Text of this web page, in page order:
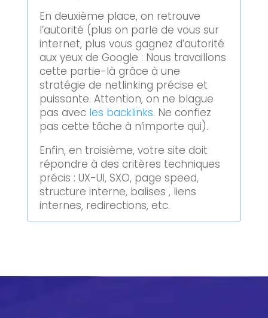
En deuxième place, on retrouve
l’autorité (plus on parle de vous sur
internet, plus vous gagnez d’autorité
aux yeux de Google : Nous travaillons
cette partie-là grâce à une
stratégie de netlinking précise et
puissante. Attention, on ne blague
pas avec les backlinks. Ne confiez
pas cette tâche à n’importe qui).
Enfin, en troisième, votre site doit
répondre à des critères techniques
précis : UX-UI, SXO, page speed,
structure interne, balises , liens
internes, redirections, etc.